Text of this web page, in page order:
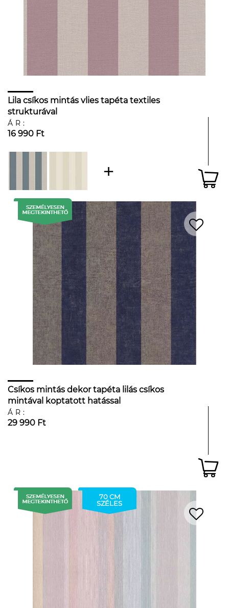
Lila csíkos mintás vlies tapéta textiles
strukturával
ÁR:
16 990 Ft
Csíkos mintás dekor tapéta lilás csíkos
mintával koptatott hatással
ÁR:
29 990 Ft
70 CM
SZÉLES